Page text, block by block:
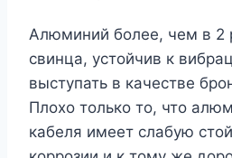
Алюминий более, чем в 2
свинца, устойчив к
выступать в качестве
Плохо только то, что
кабеля имеет слабую